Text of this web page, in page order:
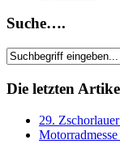
Suche….
Die letzten
29.